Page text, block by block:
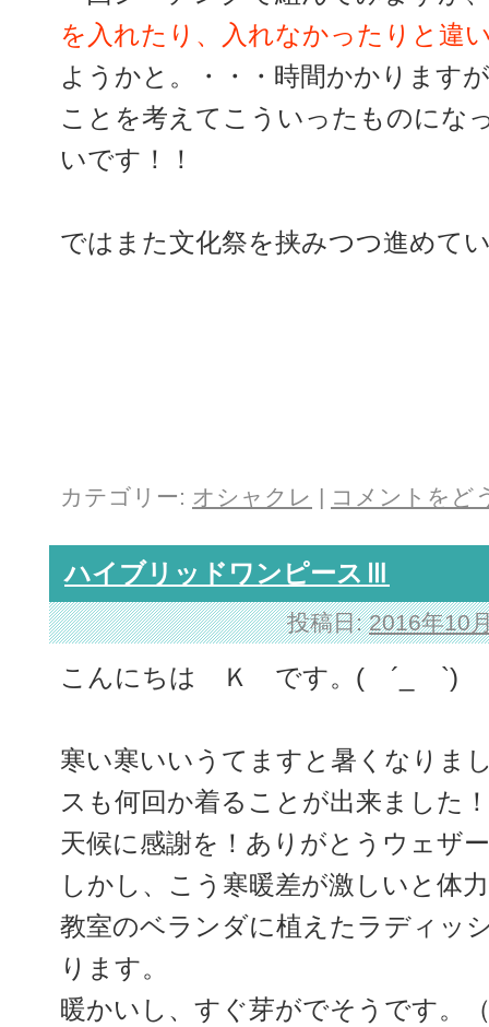
を入れたり、入れなかったりと違
ようかと。・・・時間かかります
ことを考えてこういったものにな
いです！！
ではまた文化祭を挟みつつ進めて
カテゴリー: オシャクレ | コメントをど
ハイブリッドワンピースⅢ
投稿日: 2016年10
こんにちは Ｋ です。( ´_ゝ`)
寒い寒いいうてますと暑くなりま
スも何回か着ることが出来ました！
天候に感謝を！ありがとうウェザ
しかし、こう寒暖差が激しいと体
教室のベランダに植えたラディッ
ります。
暖かいし、すぐ芽がでそうです。